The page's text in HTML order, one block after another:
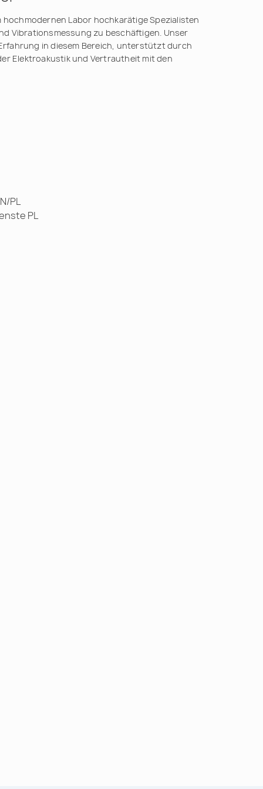
Labor hochkarätige Spezialisten
Vibrationsmessung zu beschäftigen. Unser
in diesem Bereich, unterstützt durch
Elektroakustik und Vertrautheit mit den
PL
PL